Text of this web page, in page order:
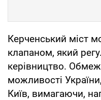
Керченський міст
клапаном, який
керівництво.
можливості
Київ, вимагаючи,